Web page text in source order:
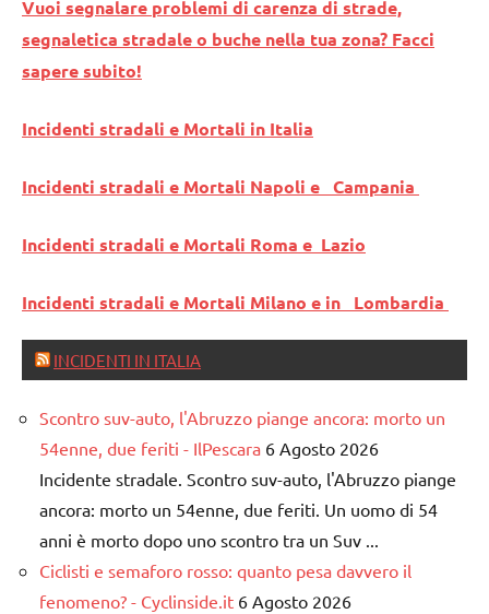
Vuoi segnalare problemi di carenza di strade,
segnaletica stradale o buche nella tua zona? Facci
sapere subito!
Incidenti stradali e Mortali in Italia
Incidenti stradali e Mortali Napoli e Campania
Incidenti stradali e Mortali Roma e Lazio
Incidenti stradali e Mortali Milano e in Lombardia
INCIDENTI IN ITALIA
Scontro suv-auto, l'Abruzzo piange ancora: morto un
54enne, due feriti - IlPescara 6 Agosto 2026
Incidente stradale. Scontro suv-auto, l'Abruzzo piange
ancora: morto un 54enne, due feriti. Un uomo di 54
anni è morto dopo uno scontro tra un Suv ...
Ciclisti e semaforo rosso: quanto pesa davvero il
fenomeno? - Cyclinside.it 6 Agosto 2026